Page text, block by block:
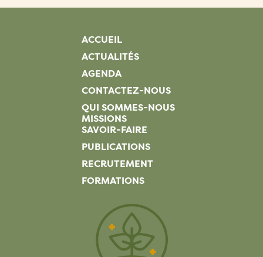
ACCUEIL
ACTUALITÉS
AGENDA
CONTACTEZ-NOUS
QUI SOMMES-NOUS
MISSIONS
SAVOIR-FAIRE
PUBLICATIONS
RECRUTEMENT
FORMATIONS